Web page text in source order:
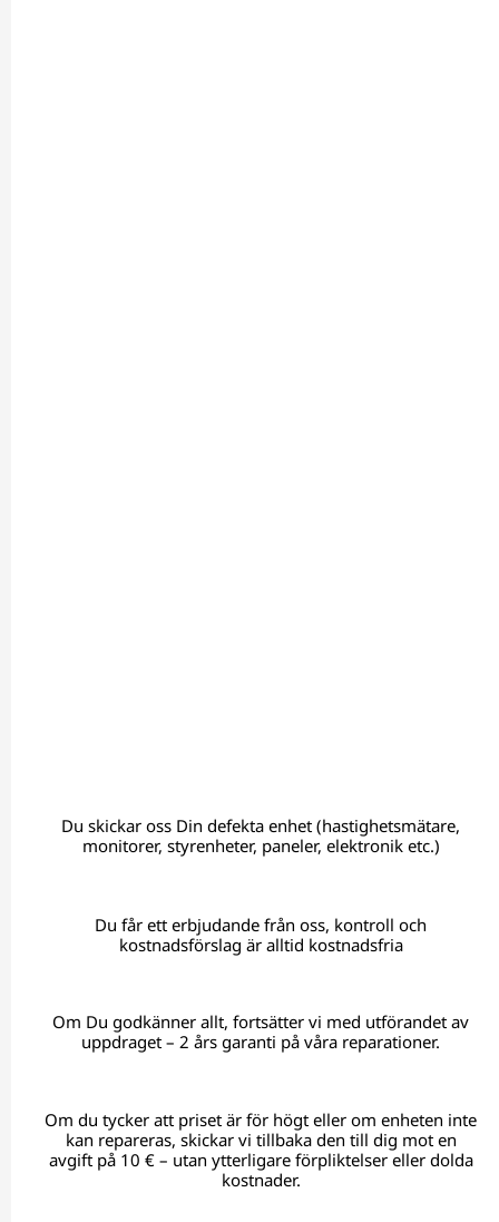
Du skickar oss Din defekta enhet (hastighetsmätare,
monitorer, styrenheter, paneler, elektronik etc.)
Du får ett erbjudande från oss, kontroll och
kostnadsförslag är alltid kostnadsfria
Om Du godkänner allt, fortsätter vi med utförandet av
uppdraget – 2 års garanti på våra reparationer.
Om du tycker att priset är för högt eller om enheten inte
kan repareras, skickar vi tillbaka den till dig mot en
avgift på 10 € – utan ytterligare förpliktelser eller dolda
kostnader.